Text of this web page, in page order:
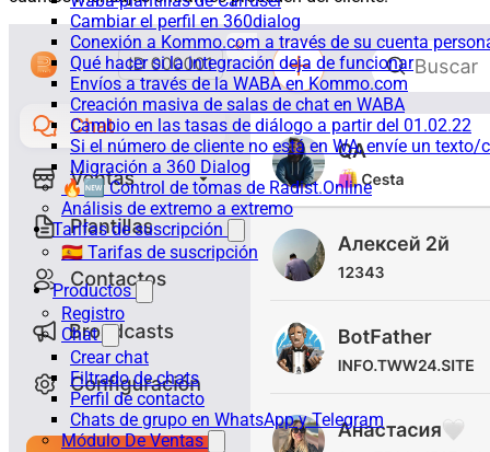
Cambiar el perfil en 360dialog
Conexión a Kommo.com a través de su cuenta
Qué hacer si la integración deja de funcionar
Envíos a través de la WABA en Kommo.com
Creación masiva de salas de chat en WABA
Cambio en las tasas de diálogo a partir del 01.02.22
Si el número de cliente no está en WA, envíe un
Migración a 360 Dialog
🔥🆕 Control de tomas de Radist.Online
Análisis de extremo a extremo
Tarifas de suscripción
🇪🇸 Tarifas de suscripción
Productos
Registro
Chat
Crear chat
Filtrado de chats
Perfil de contacto
Chats de grupo en WhatsApp y Telegram
Módulo De Ventas